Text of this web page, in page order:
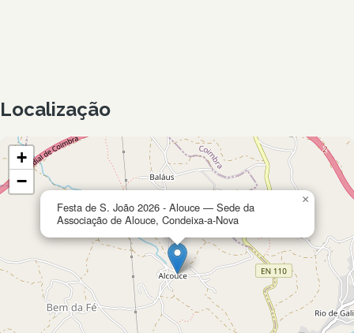
Localização
Festa de S. João 2026 - Alouce — Sede da
Associação de Alouce, Condeixa-a-Nova
×
+
−